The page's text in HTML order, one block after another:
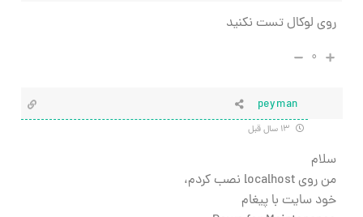
روی لوکال تست نکنید
۰
peyman
سلام
من روی localhost نصب کردم،
خود سایت با پیغام